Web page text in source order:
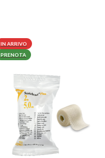
IN ARRIVO
PRENOTA